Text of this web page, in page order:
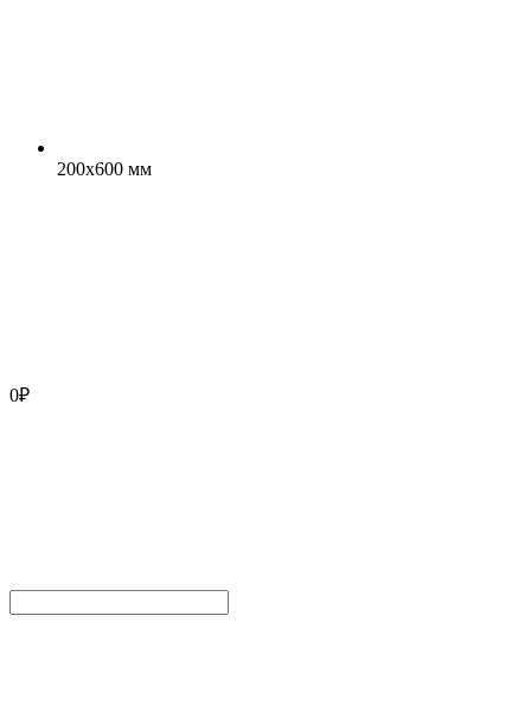
200x600 мм
0₽